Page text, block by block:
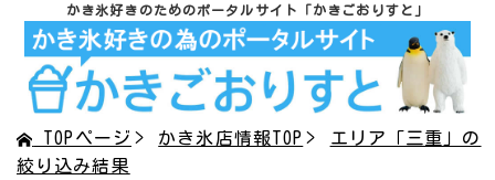
かき氷好きのためのポータルサイト 「かきごおりすと」
TOPページ かき氷店情報TOP
エリア「三重」の
絞り込み結果